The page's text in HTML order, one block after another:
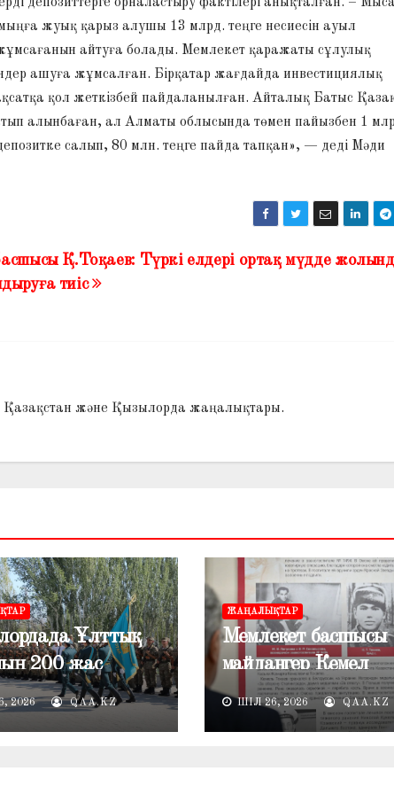
жуық қарыз алушы 13 млрд. теңге несиесін ауыл
айтуға болады. Мемлекет қаражаты сұлулық
ашуға жұмсалған. Бірқатар жағдайда инвестициялық
қол жеткізбей пайдаланылған. Айталық Батыс
алынбаған, ал Алматы облысында төмен пайызбен 1
салып, 80 млн. теңге пайда тапқан», — деді Мәди
Қ.Тоқаев: Түркі елдері ортақ мүдде
тиіс
Қазақстан және Қызылорда жаңалықтары.
Ұлттық
200 жас
әскери ант
2026 QAA.KZ
ЖАҢАЛЫҚТАР
Мемлекет басшысы
майдангер Кемел
Тоқаевқа арналған
ескерткіш тақтаға
ШІЛ 26, 2026 QAA.KZ